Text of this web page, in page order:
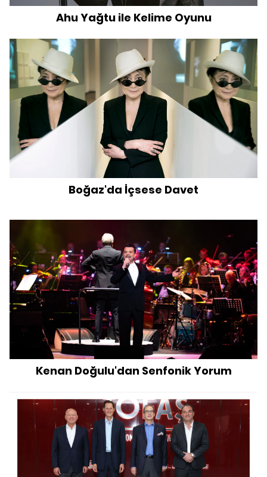
Ahu Yağtu ile Kelime Oyunu
Boğaz'da İçsese Davet
Kenan Doğulu'dan Senfonik Yorum